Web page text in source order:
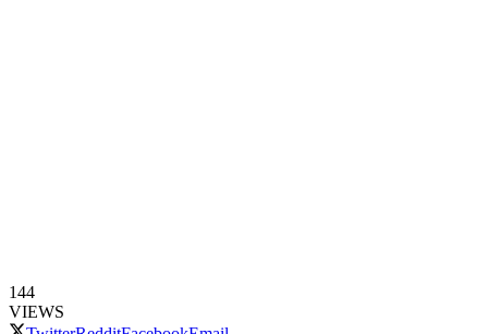
144
VIEWS